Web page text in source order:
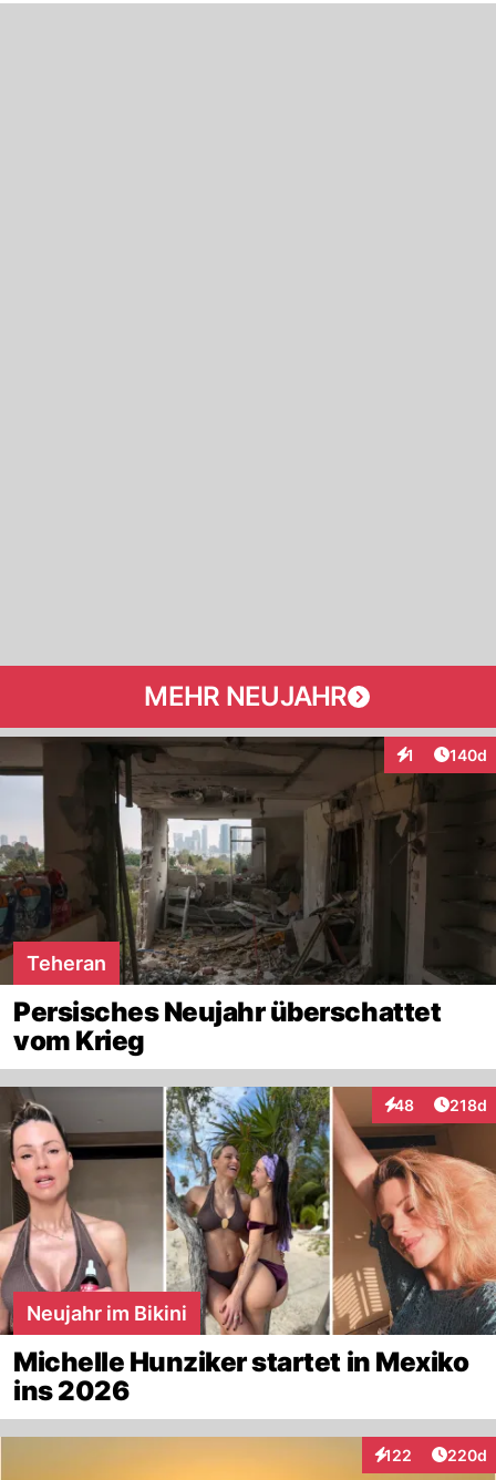
MEHR NEUJAHR
1
Interaktionen
140d
Teheran
Persisches Neujahr überschattet
vom Krieg
48
Interaktionen
218d
Neujahr im Bikini
Michelle Hunziker startet in Mexiko
ins 2026
122
Interaktionen220d